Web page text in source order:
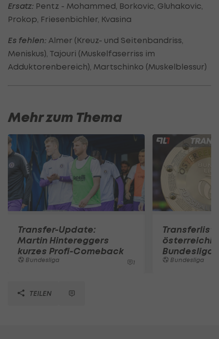
Ersatz: Pentz - Mohammed, Borkovic, Gluhakovic,
Prokop, Friesenbichler, Kvasina
Es fehlen: Almer (Kreuz- und Seitenbandriss,
Meniskus), Tajouri (Muskelfaserriss im
Adduktorenbereich), Martschinko (Muskelblessur)
Mehr zum Thema
Transfer-Update:
Martin Hintereggers
kurzes Profi-Comeback
Bundesliga 1
Bundesliga
Bundesliga
TEILEN